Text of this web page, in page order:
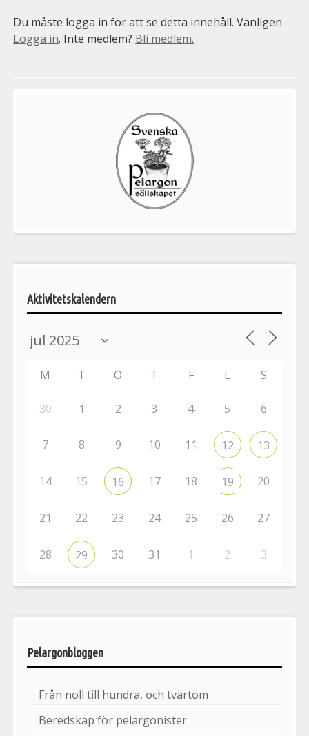
Du måste logga in för att se detta innehåll. Vänligen
Logga in. Inte medlem? Bli medlem.
Pelargonsällskapets
Aktivitetskalendern
M T O T F L S
30 1 2 3 4 5 6
7 8 9 10 11 12 13
14 15 16 17 18 19 20
21 22 23 24 25 26 27
28 29 30 31 1 2 3
Pelargonbloggen
Från noll till hundra, och tvärtom
Beredskap för pelargonister